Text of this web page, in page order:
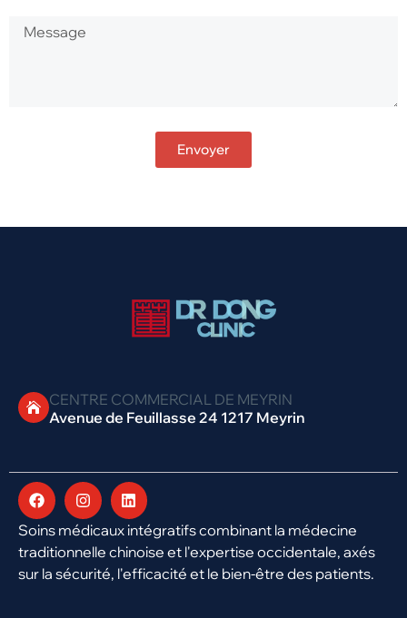
Envoyer
CENTRE COMMERCIAL DE MEYRIN
Avenue de Feuillasse 24 1217 Meyrin
Soins médicaux intégratifs combinant la médecine
traditionnelle chinoise et l'expertise occidentale, axés
sur la sécurité, l'efficacité et le bien-être des patients.